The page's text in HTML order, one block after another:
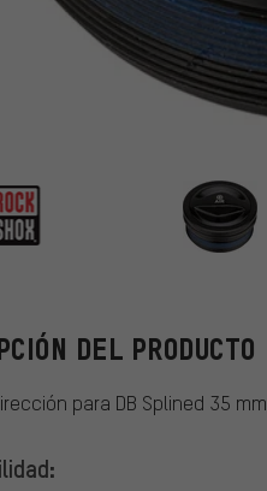
RockShox
DEL PRODUCTO
para DB Splined 35 mm